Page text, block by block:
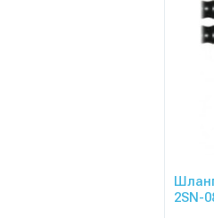
2SN-